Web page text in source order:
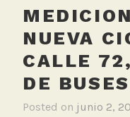
h
í
c
u
l
o
c
NUEVA
CALLE
DE
Posted on junio 2,